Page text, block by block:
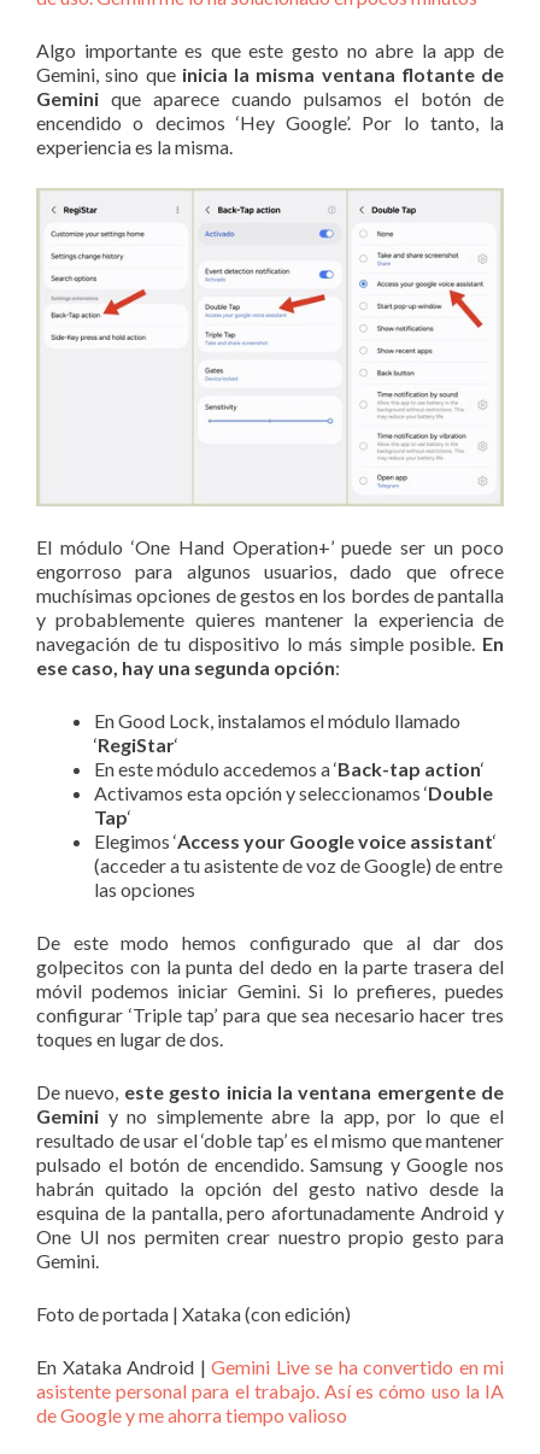
Algo importante es que este gesto no abre la app de
Gemini, sino que inicia la misma ventana flotante de
Gemini que aparece cuando pulsamos el botón de
encendido o decimos ‘Hey Google’. Por lo tanto, la
experiencia es la misma.
El módulo ‘One Hand Operation+’ puede ser un poco
engorroso para algunos usuarios, dado que ofrece
muchísimas opciones de gestos en los bordes de pantalla
y probablemente quieres mantener la experiencia de
navegación de tu dispositivo lo más simple posible. En
ese caso, hay una segunda opción:
En Good Lock, instalamos el módulo llamado
‘RegiStar‘
En este módulo accedemos a ‘Back-tap action‘
Activamos esta opción y seleccionamos ‘Double
Tap‘
Elegimos ‘Access your Google voice assistant‘
(acceder a tu asistente de voz de Google) de entre
las opciones
De este modo hemos configurado que al dar dos
golpecitos con la punta del dedo en la parte trasera del
móvil podemos iniciar Gemini. Si lo prefieres, puedes
configurar ‘Triple tap’ para que sea necesario hacer tres
toques en lugar de dos.
De nuevo, este gesto inicia la ventana emergente de
Gemini y no simplemente abre la app, por lo que el
resultado de usar el ‘doble tap’ es el mismo que mantener
pulsado el botón de encendido. Samsung y Google nos
habrán quitado la opción del gesto nativo desde la
esquina de la pantalla, pero afortunadamente Android y
One UI nos permiten crear nuestro propio gesto para
Gemini.
Foto de portada | Xataka (con edición)
En Xataka Android | Gemini Live se ha convertido en mi
asistente personal para el trabajo. Así es cómo uso la IA
de Google y me ahorra tiempo valioso